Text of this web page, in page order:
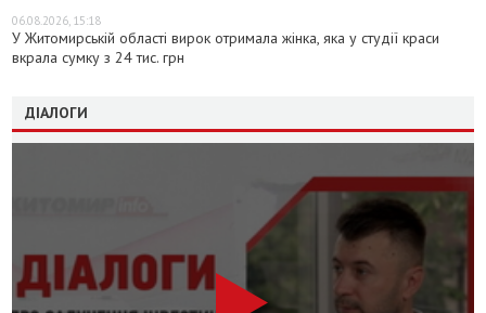
06.08.2026, 15:18
У Житомирській області вирок отримала жінка, яка у студії краси
вкрала сумку з 24 тис. грн
ДІАЛОГИ